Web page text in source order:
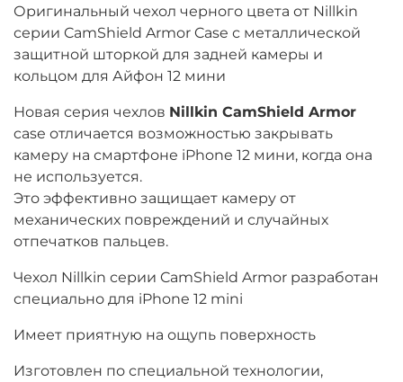
Оригинальный чехол черного цвета от Nillkin
серии CamShield Armor Case с металлической
защитной шторкой для задней камеры и
кольцом для Айфон 12 мини
Новая серия чехлов Nillkin CamShield Armor
case отличается возможностью закрывать
камеру на смартфоне iPhone 12 мини, когда она
не используется.
Это эффективно защищает камеру от
механических повреждений и случайных
отпечатков пальцев.
Чехол Nillkin серии CamShield Armor разработан
специально для iPhone 12 mini
Имеет приятную на ощупь поверхность
Изготовлен по специальной технологии,